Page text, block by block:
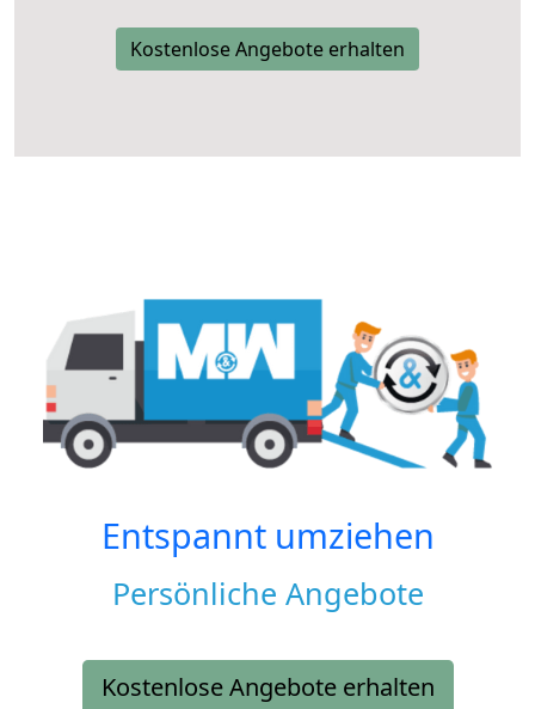
Kostenlose Angebote erhalten
Entspannt umziehen
Persönliche Angebote
Kostenlose Angebote erhalten